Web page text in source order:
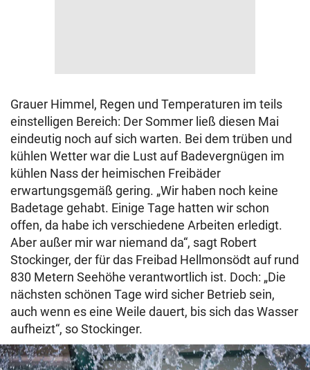
Grauer Himmel, Regen und Temperaturen im teils
einstelligen Bereich: Der Sommer ließ diesen Mai
eindeutig noch auf sich warten. Bei dem trüben und
kühlen Wetter war die Lust auf Badevergnügen im
kühlen Nass der heimischen Freibäder
erwartungsgemäß gering. „Wir haben noch keine
Badetage gehabt. Einige Tage hatten wir schon
offen, da habe ich verschiedene Arbeiten erledigt.
Aber außer mir war niemand da“, sagt Robert
Stockinger, der für das Freibad Hellmonsödt auf rund
830 Metern Seehöhe verantwortlich ist. Doch: „Die
nächsten schönen Tage wird sicher Betrieb sein,
auch wenn es eine Weile dauert, bis sich das Wasser
aufheizt“, so Stockinger.